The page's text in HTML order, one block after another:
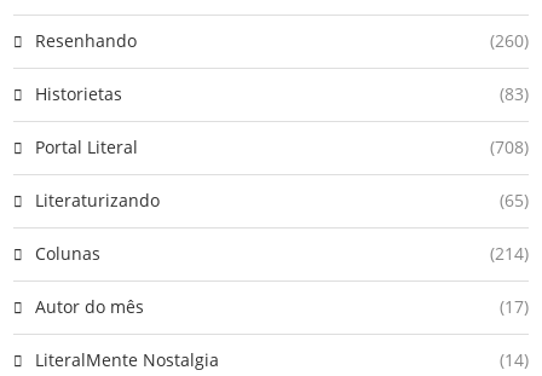
Resenhando (260)
Historietas (83)
Portal Literal (708)
Literaturizando (65)
Colunas (214)
Autor do mês (17)
LiteralMente Nostalgia (14)